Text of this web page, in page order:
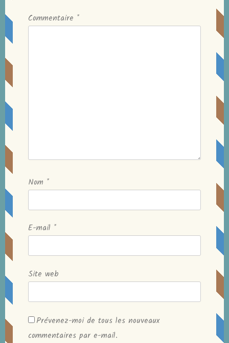
Commentaire *
Nom *
E-mail *
Site web
Prévenez-moi de tous les nouveaux
commentaires par e-mail.